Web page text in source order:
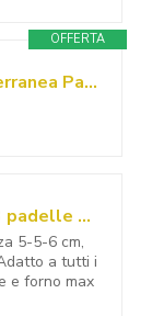
OFFERTA
Lagostina Cucina Mediterranea Padella Antiaderente in Alluminio Ø 24 cm, Pentola Induzione, Gas e Forno, Rivestimento Titanium Easy, Manico Ergonomico in Bakelite
KAMBERG - Cofanetto 3 padelle Ø20 – 24 – 28 cm in acciaio inox 18/10 triply – senza PFAS – Tutti i piani cottura inclusi induzione e forno – 0008282, grigio
5-5-6 cm,
a tutti i
e forno max